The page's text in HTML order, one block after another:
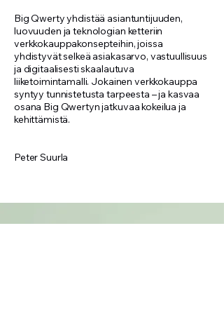
Big Qwerty yhdistää asiantuntijuuden,
luovuuden ja teknologian ketteriin
verkkokauppakonsepteihin, joissa
yhdistyvät selkeä asiakasarvo, vastuullisuus
ja digitaalisesti skaalautuva
liiketoimintamalli. Jokainen verkkokauppa
syntyy tunnistetusta tarpeesta – ja kasvaa
osana Big Qwertyn jatkuvaa kokeilua ja
kehittämistä.
Peter Suurla